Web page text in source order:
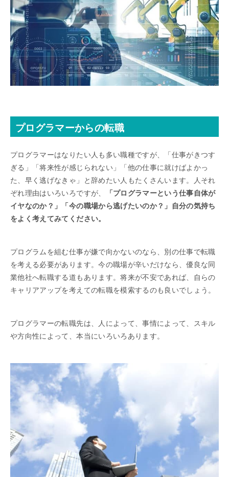
プログラマーからの転職
プログラマーはなりたい人も多い職種ですが、「仕事がきつす
ぎる」「将来性が感じられない」「他の仕事に就けばよかっ
た、早く逃げなきゃ」と辞めたい人もたくさんいます。人それ
ぞれ理由はいろいろですが、
「プログラマーという仕事自体が
イヤなのか？」「今の職場から逃げたいのか？」自分の気持ち
をよく考えてみてください。
プログラムを組む仕事が嫌で向かないのなら、別の仕事で転職
を考える必要があります。今の職場が辛いだけなら、優良な同
業他社へ転職する道もあります。将来が不安であれば、自らの
キャリアアップを考えての転職を模索するのも良いでしょう。
プログラマーの転職先は、人によって、事情によって、スキル
や方向性によって、本当にいろいろあります。